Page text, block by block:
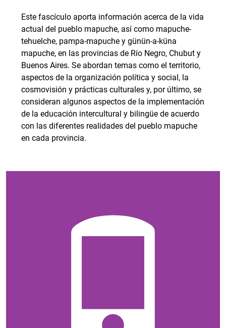
Este fascículo aporta información acerca de la vida
actual del pueblo mapuche, así como mapuche-
tehuelche, pampa-mapuche y günün-a-küna
mapuche, en las provincias de Río Negro, Chubut y
Buenos Aires. Se abordan temas como el territorio,
aspectos de la organización política y social, la
cosmovisión y prácticas culturales y, por último, se
consideran algunos aspectos de la implementación
de la educación intercultural y bilingüe de acuerdo
con las diferentes realidades del pueblo mapuche
en cada provincia.